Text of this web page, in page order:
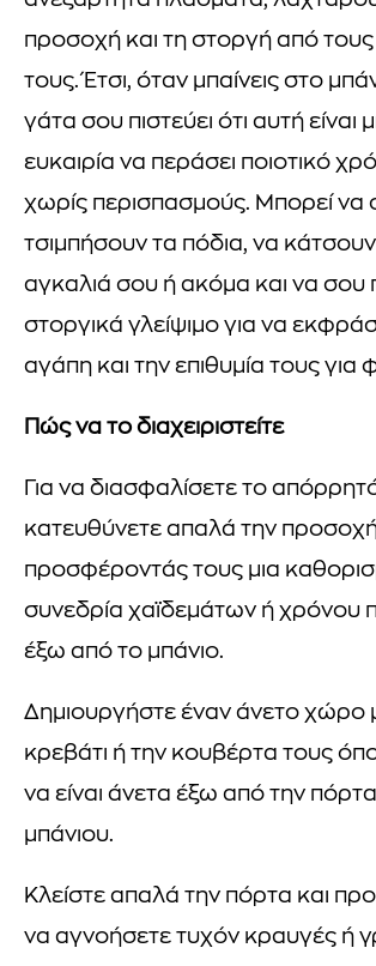
προσοχή και τη στοργή από τους
τους. Έτσι, όταν μπαίνεις στο
γάτα σου πιστεύει ότι αυτή είναι
ευκαιρία να περάσει ποιοτικό
χωρίς περισπασμούς. Μπορεί να
τσιμπήσουν τα πόδια, να
αγκαλιά σου ή ακόμα και να
στοργικά γλείψιμο για να
αγάπη και την επιθυμία τους για
Πώς να το διαχειριστείτε
Για να διασφαλίσετε το
κατευθύνετε απαλά την
προσφέροντάς τους μια
συνεδρία χαϊδεμάτων ή χρόνου
έξω από το μπάνιο.
Δημιουργήστε έναν άνετο χώρο
κρεβάτι ή την κουβέρτα τους
να είναι άνετα έξω από την
μπάνιου.
Κλείστε απαλά την πόρτα και
να αγνοήσετε τυχόν κραυγές ή